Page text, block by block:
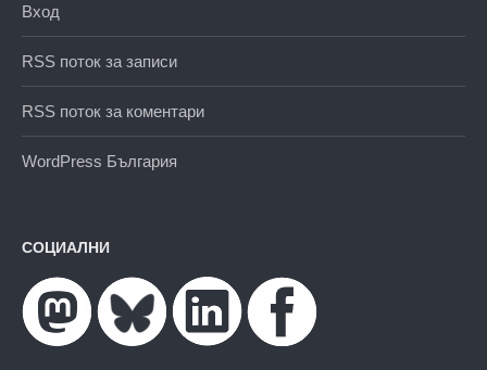
Вход
RSS поток за записи
RSS поток за коментари
WordPress България
СОЦИАЛНИ